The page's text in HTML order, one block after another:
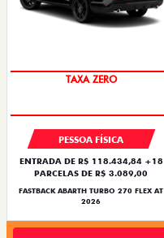
TAXA ZERO
PESSOA FÍSICA
ENTRADA DE R$ 118.434,84 +18
PARCELAS DE R$ 3.089,00
FASTBACK ABARTH TURBO 270 FLEX AT
2026